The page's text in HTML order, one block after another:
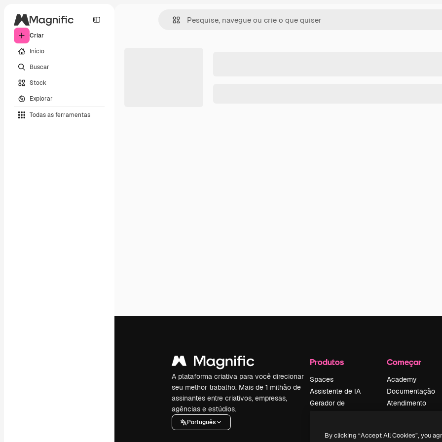
Criar
Início
Buscar
Stock
Explorar
Todas as ferramentas
A plataforma criativa para você direcionar
seu melhor trabalho. Mais de 1 milhão de
assinantes entre criativos, empresas,
agências e estúdios.
Português
Produtos
Spaces
Assistente de IA
Gerador de
Texto para voz
Começar
Academy
Documentação
Atendimento
Política de
By clicking “Accept All Cookies”, you